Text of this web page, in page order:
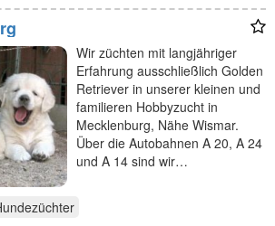
Wir züchten mit langjähriger
Erfahrung ausschließlich Golden
Retriever in unserer kleinen und
familieren Hobbyzucht in
Mecklenburg, Nähe Wismar.
Über die Autobahnen A 20, A 24
und A 14 sind wir…